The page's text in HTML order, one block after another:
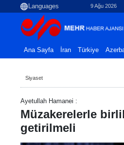
9 Ağu 2026
Ana Sayfa İran Türkiye
Siyaset
Ayetullah Hamanei :
Müzakerelerle
getirilmeli